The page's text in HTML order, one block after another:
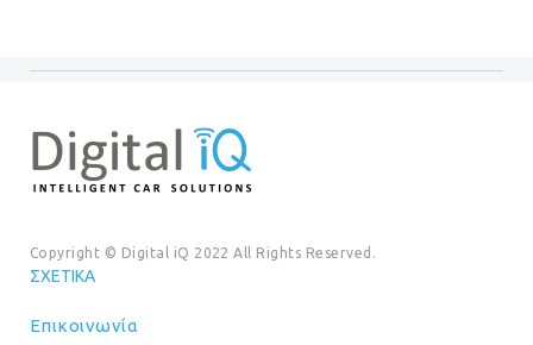
Copyright © Digital iQ 2022 All Rights Reserved.
ΣΧΕΤΙΚΆ
Επικοινωνία